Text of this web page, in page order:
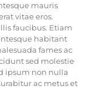
mauris
vitae eros.
faucibus. Etiam
habitant
fames ac
sed molestie
ipsum non nulla
ac metus et